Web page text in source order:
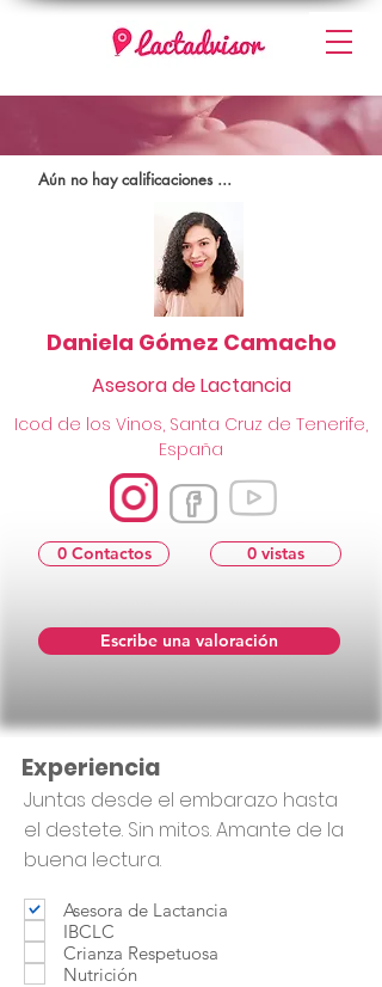
Aún no hay calificaciones ...
Escribe una valoración
0 Contactos
Icod de los Vinos, Santa Cruz de Tenerife,
España
Daniela Gómez Camacho
Asesora de Lactancia
0 vistas
Juntas desde el embarazo hasta
el destete. Sin mitos. Amante de la
buena lectura.
Asesora de Lactancia
IBCLC
Crianza Respetuosa
Nutrición
Experiencia